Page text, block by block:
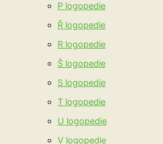
P logopedie
Ř logopedie
R logopedie
Š logopedie
S logopedie
T logopedie
U logopedie
V logopedie